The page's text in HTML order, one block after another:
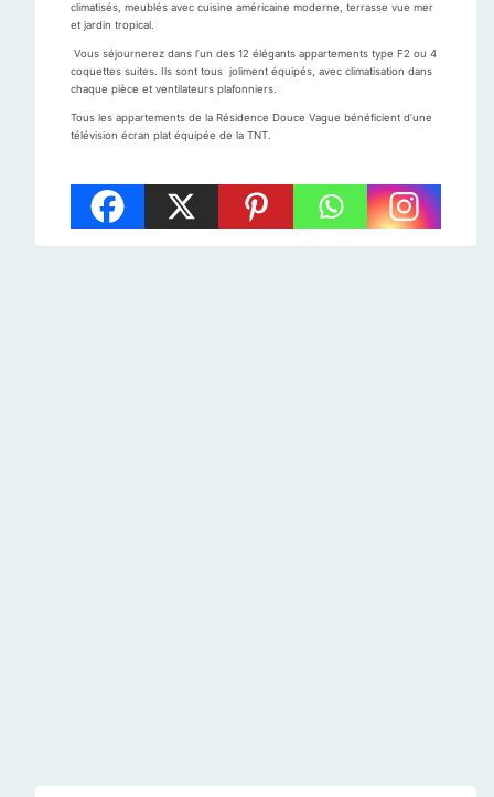
climatisés, meublés avec cuisine américaine moderne, terrasse vue mer
et jardin tropical.
Vous séjournerez dans l’un des 12 élégants appartements type F2 ou 4
coquettes suites. Ils sont tous joliment équipés, avec climatisation dans
chaque pièce et ventilateurs plafonniers.
Tous les appartements de la Résidence Douce Vague bénéficient d’une
télévision écran plat équipée de la TNT.